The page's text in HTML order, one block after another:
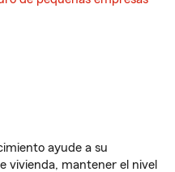
ayude a su
vivienda, mantener el nivel